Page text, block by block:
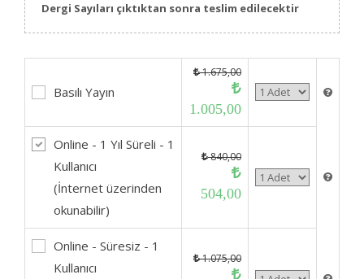
Dergi Sayıları çıktıktan sonra teslim edilecektir
Basılı Yayın
1.675,00
1.005,00
Online - 1 Yıl Süreli - 1
Kullanıcı
(İnternet üzerinden
okunabilir)
840,00
504,00
Online - Süresiz - 1
Kullanıcı
1.075,00